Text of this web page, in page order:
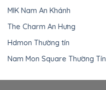
MIK Nam An Khánh
The Charm An Hưng
Hdmon Thường tín
Nam Mon Square Thường Tín